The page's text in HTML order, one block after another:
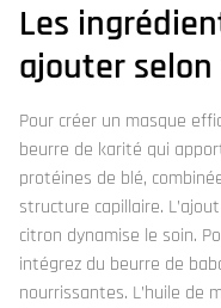
Les
ajouter selon
Pour créer un masque
beurre de karité qui
protéines de blé,
structure capillaire.
citron dynamise le soin.
intégrez du beurre de
nourrissantes. L’huile de